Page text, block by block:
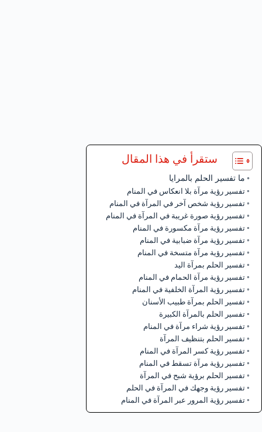
ستقرأ في هذا المقال
ما تفسير الحلم بالمرايا
تفسير رؤية مرآة بلا انعكاس في المنام
تفسير رؤية شخص آخر في المرآة في المنام
تفسير رؤية صورة غريبة في المرآة في المنام
تفسير رؤية مرآة مكسورة في المنام
تفسير رؤية مرآة ضبابية في المنام
تفسير رؤية مرآة متسخة في المنام
تفسير الحلم بمرآة اليد
تفسير رؤية مرآة الحمام في المنام
تفسير رؤية المرآة الخلفية في المنام
تفسير الحلم بمرآة طبيب الأسنان
تفسير الحلم بالمرآة الكبيرة
تفسير رؤية شراء مرآة في المنام
تفسير الحلم بتنظيف المرآة
تفسير رؤية كسر المرآة في المنام
تفسير رؤية مرآة تسقط في المنام
تفسير الحلم برؤية شبح في المرآة
تفسير رؤية وجهك في المرآة في الحلم
تفسير رؤية المرور عبر المرآة في المنام